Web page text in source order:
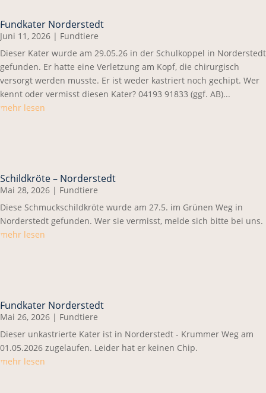
Fundkater Norderstedt
Juni 11, 2026 | Fundtiere
Dieser Kater wurde am 29.05.26 in der Schulkoppel in Norderstedt
gefunden. Er hatte eine Verletzung am Kopf, die chirurgisch
versorgt werden musste. Er ist weder kastriert noch gechipt. Wer
kennt oder vermisst diesen Kater? 04193 91833 (ggf. AB)...
mehr lesen
Schildkröte – Norderstedt
Mai 28, 2026 | Fundtiere
Diese Schmuckschildkröte wurde am 27.5. im Grünen Weg in
Norderstedt gefunden. Wer sie vermisst, melde sich bitte bei uns.
mehr lesen
Fundkater Norderstedt
Mai 26, 2026 | Fundtiere
Dieser unkastrierte Kater ist in Norderstedt - Krummer Weg am
01.05.2026 zugelaufen. Leider hat er keinen Chip.
mehr lesen